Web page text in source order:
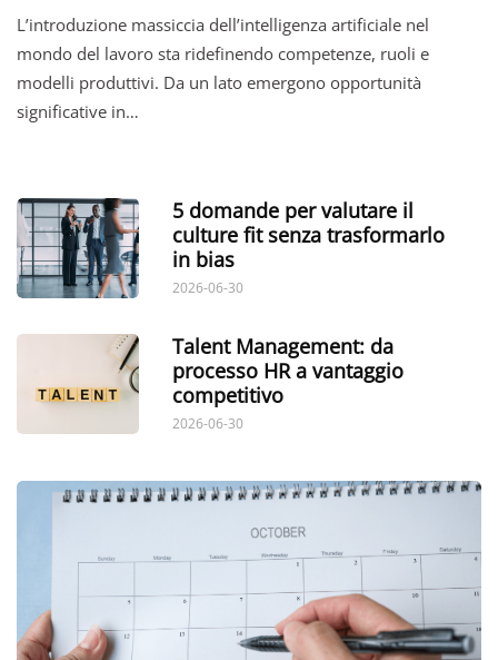
L’introduzione massiccia dell’intelligenza artificiale nel
mondo del lavoro sta ridefinendo competenze, ruoli e
modelli produttivi. Da un lato emergono opportunità
significative in…
5 domande per valutare il
culture fit senza trasformarlo
in bias
2026-06-30
Talent Management: da
processo HR a vantaggio
competitivo
2026-06-30